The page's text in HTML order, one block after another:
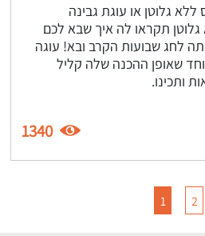
ללא גלוטן או עוגת גבינה
גלוטן תקראו לה איך שבא לכם
לחג שבועות הקרב ובא! עוגה
שאופן ההכנה שלה קליל
ותכינו.
1340
1 2